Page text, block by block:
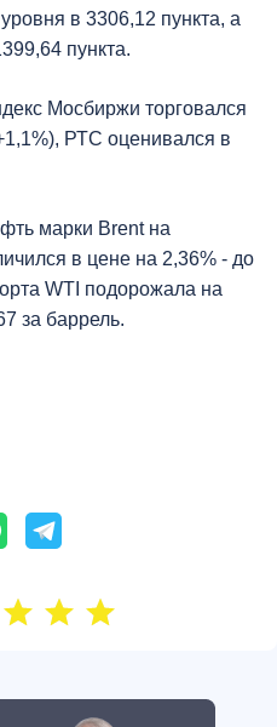
в 3306,12 пункта, а
пункта.
Мосбиржи торговался
РТС оценивался в
марки Brent на
в цене на 2,36% - до
WTI подорожала на
за баррель.